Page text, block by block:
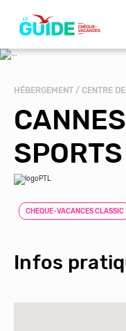
contenu
principal
HÉBERGEMENT / CENTRE
CHEQUE-VACANCES CLASSIC
Infos